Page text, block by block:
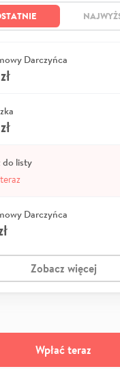
Darczyńca
zł
zł
do listy
Darczyńca
Zobacz więcej
Wpłać teraz